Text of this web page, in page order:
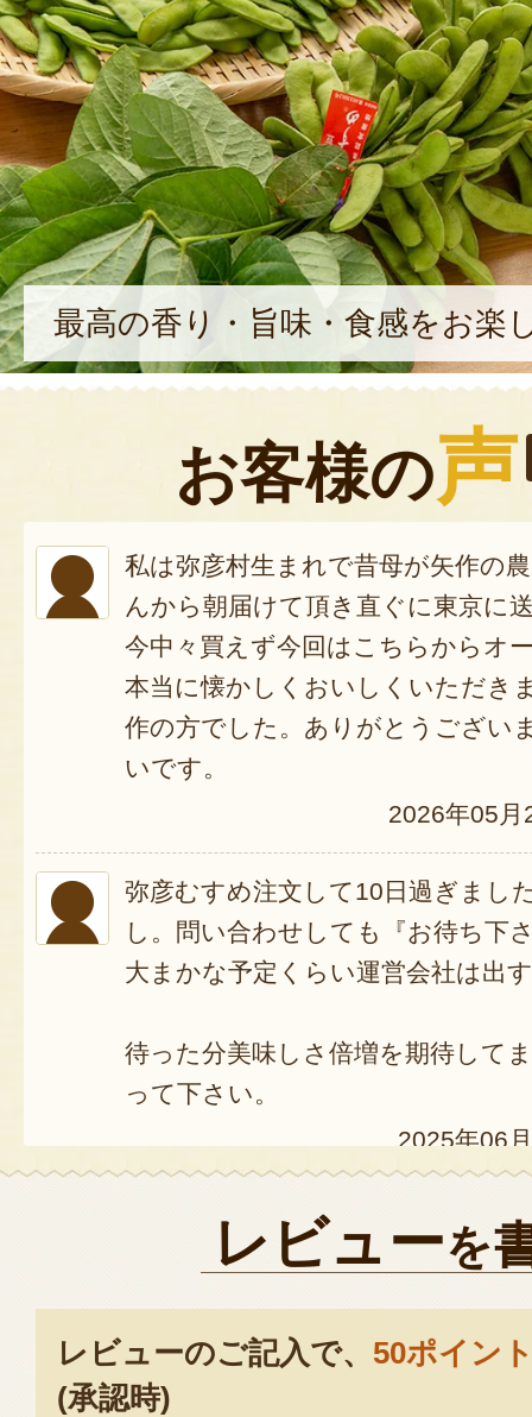
最高の香り・旨味・食感をお楽
お客様の声
私は弥彦村生まれで昔母が矢作の
んから朝届けて頂き直ぐに東京に
今中々買えず今回はこちらからオ
本当に懐かしくおいしくいただき
作の方でした。ありがとうござい
いです。
2026年05月
弥彦むすめ注文して10日過ぎまし
し。問い合わせしても『お待ち下
大まかな予定くらい運営会社は出
待った分美味しさ倍増を期待して
って下さい。
2025年06
今年最初の枝豆、美味しくいただ
ながらいただく枝豆は最高ですね
2024年07月
新鮮さが何よりすごい！
レビューを
レビューのご記入で、 50ポイン
(承認時)